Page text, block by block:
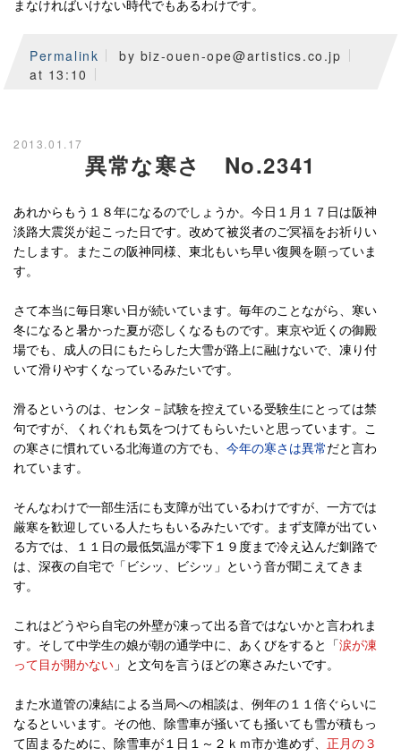
まなければいけない時代でもあるわけです。
Permalink
by biz-ouen-ope@artistics.co.jp
at 13:10
2013.01.17
異常な寒さ No.2341
あれからもう１８年になるのでしょうか。今日１月１７日は阪神
淡路大震災が起こった日です。改めて被災者のご冥福をお祈りい
たします。またこの阪神同様、東北もいち早い復興を願っていま
す。
さて本当に毎日寒い日が続いています。毎年のことながら、寒い
冬になると暑かった夏が恋しくなるものです。東京や近くの御殿
場でも、成人の日にもたらした大雪が路上に融けないで、凍り付
いて滑りやすくなっているみたいです。
滑るというのは、センタ－試験を控えている受験生にとっては禁
句ですが、くれぐれも気をつけてもらいたいと思っています。こ
の寒さに慣れている北海道の方でも、 今年の寒さは異常 だと言わ
れています。
そんなわけで一部生活にも支障が出ているわけですが、一方では
厳寒を歓迎している人たちもいるみたいです。まず支障が出てい
る方では、１１日の最低気温が零下１９度まで冷え込んだ釧路で
は、深夜の自宅で「ビシッ、ビシッ」という音が聞こえてきま
す。
これはどうやら自宅の外壁が凍って出る音ではないかと言われま
す。そして中学生の娘が朝の通学中に、あくびをすると「 涙が凍
って目が開かない 」と文句を言うほどの寒さみたいです。
また水道管の凍結による当局への相談は、例年の１１倍ぐらいに
なるといいます。その他、除雪車が掻いても掻いても雪が積もっ
て固まるために、除雪車が１日１～２ｋｍ市か進めず、 正月の３